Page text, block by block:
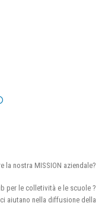
nostra MISSION aziendale?
per le colletività e le scuole ?
aiutano nella diffusione della